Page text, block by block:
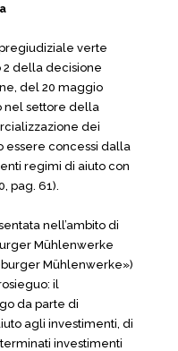
verte
2 della decisione
del 20 maggio
nel settore della
dei
essere concessi dalla
regimi di aiuto con
pag. 61).
nell’ambito di
Mühlenwerke
Mühlenwerke»)
il
da parte di
agli investimenti, di
investimenti